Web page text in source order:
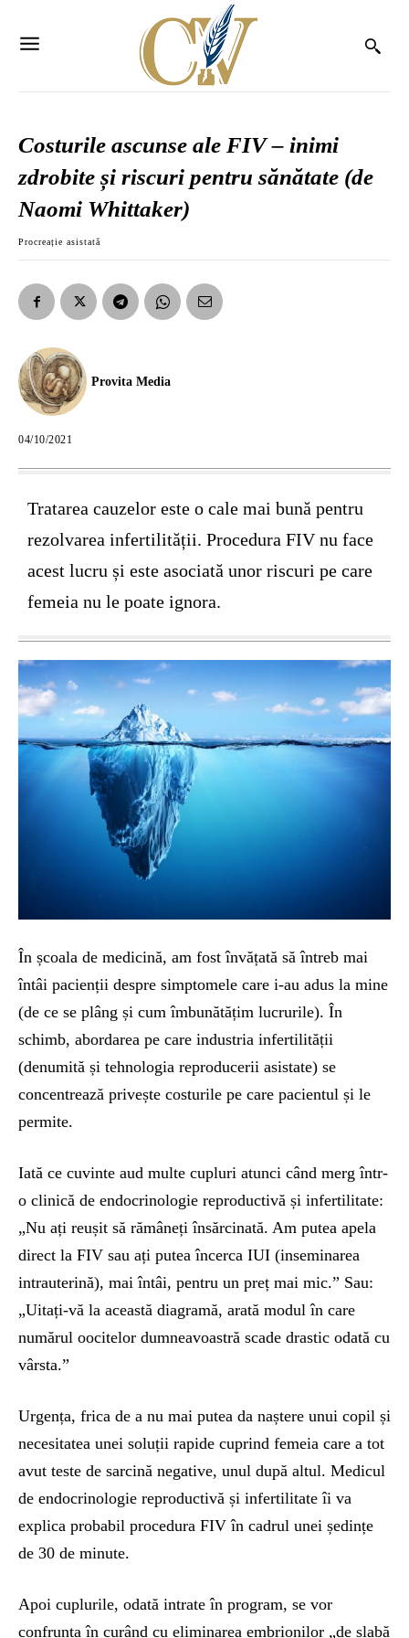
Costurile ascunse ale FIV – inimi
zdrobite și riscuri pentru sănătate (de
Naomi Whittaker)
Procreație asistată
Provita Media
04/10/2021
Tratarea cauzelor este o cale mai bună pentru
rezolvarea infertilității. Procedura FIV nu face
acest lucru și este asociată unor riscuri pe care
femeia nu le poate ignora.
În școala de medicină, am fost învățată să întreb mai
întâi pacienții despre simptomele care i-au adus la mine
(de ce se plâng și cum îmbunătățim lucrurile). În
schimb, abordarea pe care industria infertilității
(denumită și tehnologia reproducerii asistate) se
concentrează privește costurile pe care pacientul și le
permite.
Iată ce cuvinte aud multe cupluri atunci când merg într-
o clinică de endocrinologie reproductivă și infertilitate:
„Nu ați reușit să rămâneți însărcinată. Am putea apela
direct la FIV sau ați putea încerca IUI (inseminarea
intrauterină), mai întâi, pentru un preț mai mic.” Sau:
„Uitați-vă la această diagramă, arată modul în care
numărul oocitelor dumneavoastră scade drastic odată cu
vârsta.”
Urgența, frica de a nu mai putea da naștere unui copil și
necesitatea unei soluții rapide cuprind femeia care a tot
avut teste de sarcină negative, unul după altul. Medicul
de endocrinologie reproductivă și infertilitate îi va
explica probabil procedura FIV în cadrul unei ședințe
de 30 de minute.
Apoi cuplurile, odată intrate în program, se vor
confrunta în curând cu eliminarea embrionilor „de slabă